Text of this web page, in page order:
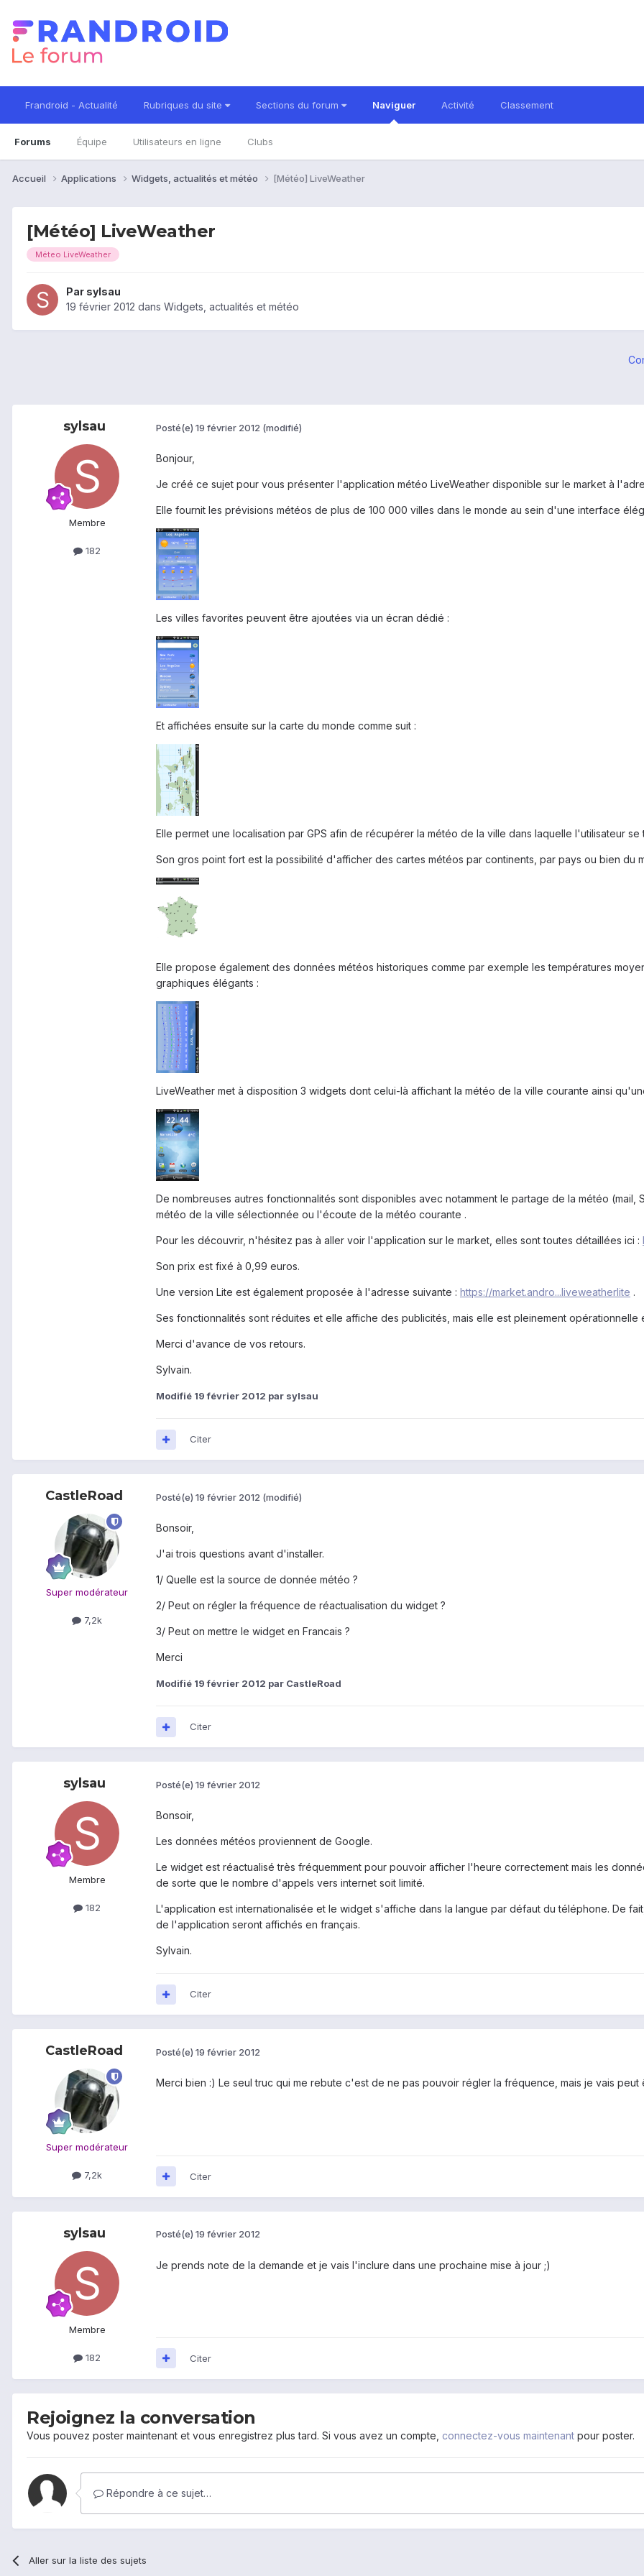
Frandroid - Actualité Rubriques du site Sections du forum Naviguer
Forums Équipe Utilisateurs en ligne Clubs
Activité Classement
Accueil Applications Widgets, actualités et météo [Météo] LiveWeather
[Météo] LiveWeather
Méteo LiveWeather
Par sylsau
19 février 2012 dans Widgets, actualités et météo
sylsau
Membre
182
Posté(e) 19 février 2012 (modifié)
Bonjour,
Je créé ce sujet pour vous présenter l'application météo LiveWeather disponible sur le market à
Elle fournit les prévisions météos de plus de 100 000 villes dans le monde au sein d'une interface
Les villes favorites peuvent être ajoutées via un écran dédié :
Et affichées ensuite sur la carte du monde comme suit :
Elle permet une localisation par GPS afin de récupérer la météo de la ville dans laquelle l'utilisateur se
Son gros point fort est la possibilité d'afficher des cartes météos par continents, par pays ou bien du
Elle propose également des données météos historiques comme par exemple les températures
graphiques élégants :
LiveWeather met à disposition 3 widgets dont celui-là affichant la météo de la ville courante ainsi
De nombreuses autres fonctionnalités sont disponibles avec notamment le partage de la météo
météo de la ville sélectionnée ou l'écoute de la météo courante .
Pour les découvrir, n'hésitez pas à aller voir l'application sur le market, elles sont toutes détaillées ici :
Son prix est fixé à 0,99 euros.
Une version Lite est également proposée à l'adresse suivante : https://market.andro...liveweatherlite .
Ses fonctionnalités sont réduites et elle affiche des publicités, mais elle est pleinement opérationnelle
Merci d'avance de vos retours.
Sylvain.
Modifié 19 février 2012 par sylsau
Citer
CastleRoad
Super modérateur
7,2k
Posté(e) 19 février 2012 (modifié)
Bonsoir,
J'ai trois questions avant d'installer.
1/ Quelle est la source de donnée météo ?
2/ Peut on régler la fréquence de réactualisation du widget ?
3/ Peut on mettre le widget en Francais ?
Merci
Modifié 19 février 2012 par CastleRoad
Citer
sylsau
Membre
182
Posté(e) 19 février 2012
Bonsoir,
Les données météos proviennent de Google.
Le widget est réactualisé très fréquemment pour pouvoir afficher l'heure correctement mais les
de sorte que le nombre d'appels vers internet soit limité.
L'application est internationalisée et le widget s'affiche dans la langue par défaut du téléphone. De
de l'application seront affichés en français.
Sylvain.
Citer
CastleRoad
Super modérateur
7,2k
Posté(e) 19 février 2012
Merci bien :) Le seul truc qui me rebute c'est de ne pas pouvoir régler la fréquence, mais je vais peut
Citer
sylsau
Membre
182
Posté(e) 19 février 2012
Je prends note de la demande et je vais l'inclure dans une prochaine mise à jour ;)
Citer
Rejoignez la conversation
Vous pouvez poster maintenant et vous enregistrez plus tard. Si vous avez un compte, connectez-vous maintenant pour poster.
Répondre à ce sujet…
Aller sur la liste des sujets